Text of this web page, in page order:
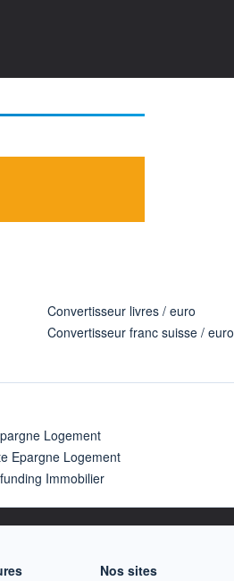
Convertisseur livres / euro
Convertisseur franc suisse / euro
Logement
Epargne Logement
Immobilier
Nos sites